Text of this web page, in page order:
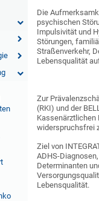
Die
psychischen
Impulsivität und
Störungen,
Straßenverkehr,
Lebensqualität
Zur
(RKI) und der
Kassenärztlichen
widerspruchsfrei
Ziel von
ADHS-
Determinanten
Lebensqualität.